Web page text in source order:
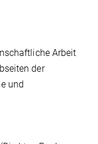
Arbeit
der
und